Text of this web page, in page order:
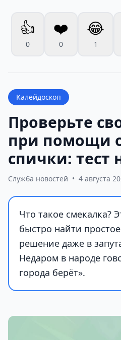
👍
0
❤️
0
😂
1
Калейдоскоп
Проверьте
при помощи
спички: тест
Служба новостей • 4 августа
Что такое смекалка?
быстро найти
решение даже в
Недаром в народе
города берёт».